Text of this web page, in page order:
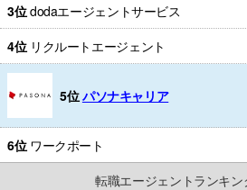
3位dodaエージェントサービス
4位 リクルートエージェント
5位パソナキャリア
6位 ワークポート
転職エージェントランキ